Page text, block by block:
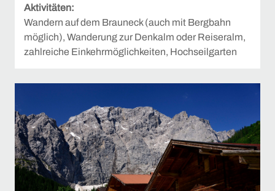
Aktivitäten:
Wandern auf dem Brauneck (auch mit Bergbahn
möglich), Wanderung zur Denkalm oder Reiseralm,
zahlreiche Einkehrmöglichkeiten, Hochseilgarten